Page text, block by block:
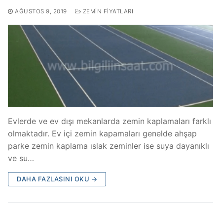
AĞUSTOS 9, 2019 ZEMIN FIYATLARI
Evlerde ve ev dışı mekanlarda zemin kaplamaları farklı
olmaktadır. Ev içi zemin kapamaları genelde ahşap
parke zemin kaplama ıslak zeminler ise suya dayanıklı
ve su…
DAHA FAZLASINI OKU →